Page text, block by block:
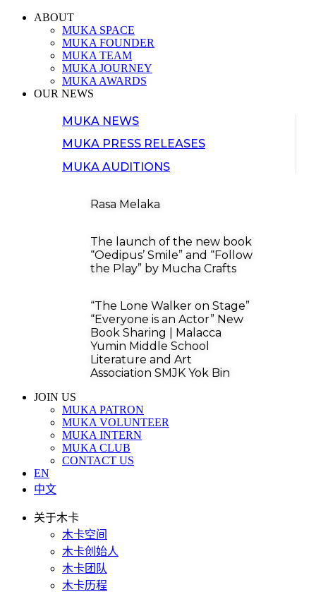
ABOUT
MUKA SPACE
MUKA FOUNDER
MUKA TEAM
MUKA JOURNEY
MUKA AWARDS
OUR NEWS
MUKA NEWS
MUKA PRESS RELEASES
MUKA AUDITIONS
Rasa Melaka
The launch of the new book
“Oedipus’ Smile” and “Follow
the Play” by Mucha Crafts
“The Lone Walker on Stage”
“Everyone is an Actor” New
Book Sharing | Malacca
Yumin Middle School
Literature and Art
Association SMJK Yok Bin
JOIN US
MUKA PATRON
MUKA VOLUNTEER
MUKA INTERN
MUKA CLUB
CONTACT US
EN
中文
关于木卡
木卡空间
木卡创始人
木卡团队
木卡历程